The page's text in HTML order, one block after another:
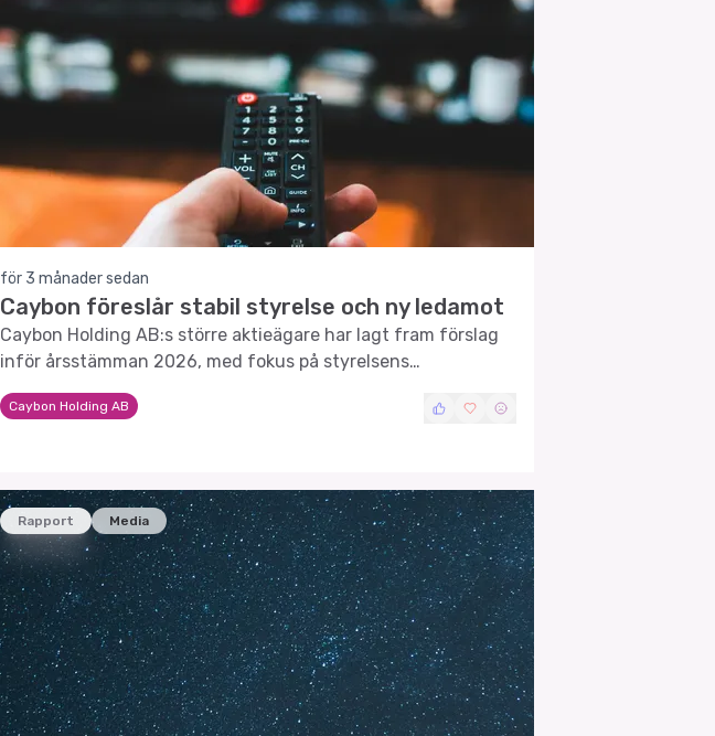
för 3 månader sedan
Caybon föreslår stabil styrelse och ny ledamot
Caybon Holding AB:s större aktieägare har lagt fram förslag
inför årsstämman 2026, med fokus på styrelsens
sammansättning och arvoden.
Caybon Holding AB
Rapport Media